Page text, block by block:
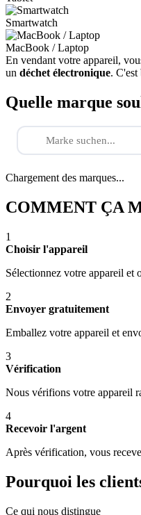
Smartwatch
MacBook / Laptop
En vendant votre appareil,
un déchet électronique.
Quelle marque
Chargement des marques...
COMMENT ÇA
1
Choisir l'appareil
Sélectionnez votre appareil et
2
Envoyer gratuitement
Emballez votre appareil et
3
Vérification
Nous vérifions votre appareil
4
Recevoir l'argent
Après vérification, vous
Pourquoi les
Ce qui nous distingue